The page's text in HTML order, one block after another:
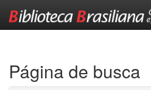
Página de busca